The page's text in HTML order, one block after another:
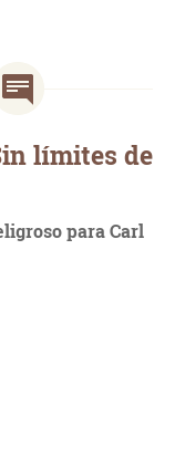
límites de
para Carl